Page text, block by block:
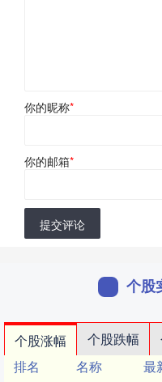
你的昵称*
你的邮箱*
提交评论
个股
个股涨幅 个股跌幅
排名
名称 最